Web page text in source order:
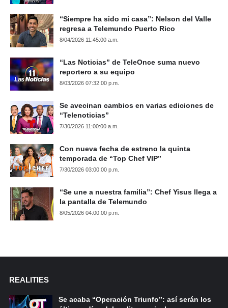
“Siempre ha sido mi casa”: Nelson del Valle
regresa a Telemundo Puerto Rico
8/04/2026 11:45:00 a.m.
“Las Noticias” de TeleOnce suma nuevo
reportero a su equipo
8/03/2026 07:32:00 p.m.
Se avecinan cambios en varias ediciones de
“Telenoticias”
7/30/2026 11:00:00 a.m.
Con nueva fecha de estreno la quinta
temporada de “Top Chef VIP”
7/30/2026 03:00:00 p.m.
“Se une a nuestra familia”: Chef Yisus llega a
la pantalla de Telemundo
8/05/2026 04:00:00 p.m.
REALITIES
Se acaba “Operación Triunfo”: así serán los